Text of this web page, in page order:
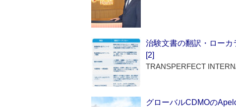
治験文書の翻訳・ロー
[2]
TRANSPERFECT
グローバルCDMOの